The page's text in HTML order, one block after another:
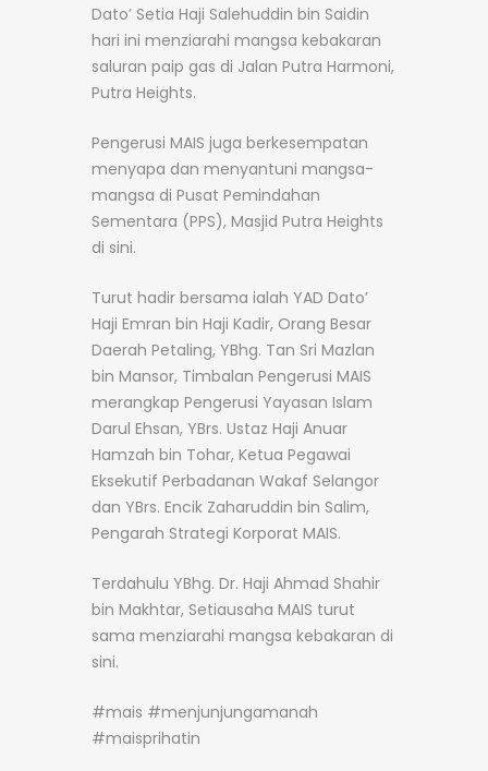
Dato’ Setia Haji Salehuddin bin Saidin
hari ini menziarahi mangsa kebakaran
saluran paip gas di Jalan Putra Harmoni,
Putra Heights.
Pengerusi MAIS juga berkesempatan
menyapa dan menyantuni mangsa-
mangsa di Pusat Pemindahan
Sementara (PPS), Masjid Putra Heights
di sini.
Turut hadir bersama ialah YAD Dato’
Haji Emran bin Haji Kadir, Orang Besar
Daerah Petaling, YBhg. Tan Sri Mazlan
bin Mansor, Timbalan Pengerusi MAIS
merangkap Pengerusi Yayasan Islam
Darul Ehsan, YBrs. Ustaz Haji Anuar
Hamzah bin Tohar, Ketua Pegawai
Eksekutif Perbadanan Wakaf Selangor
dan YBrs. Encik Zaharuddin bin Salim,
Pengarah Strategi Korporat MAIS.
Terdahulu YBhg. Dr. Haji Ahmad Shahir
bin Makhtar, Setiausaha MAIS turut
sama menziarahi mangsa kebakaran di
sini.
#mais #menjunjungamanah
#maisprihatin